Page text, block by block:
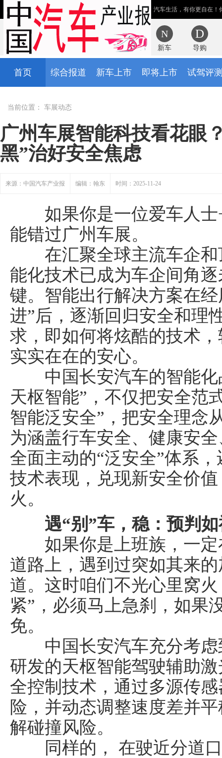
汽车生活，有你更自在！
新车 导购
首页 综合报道 新车上市 即将上市 试驾评
当前位置： 车展动态
广州车展智能科技看花眼
黑”治好安全焦虑
来源：中国汽车产业报 编辑：翰东 时间：2025-11-24
如果你是一位爱车人士
能错过广州车展。
在汇聚全球主流车企和
能化技术已成为车企间角
键。智能出行解决方案在
进”后，逐渐回归安全和理
求，即如何将炫酷的技术
实实在在的安心。
中国长安汽车的智能化
天枢智能”，不仅把安全范
智能泛安全”，把安全理念
为涵盖行车安全、健康安
全面主动的“泛安全”体系
技术表现，兑现新安全价
火。
遇“别”车 ，稳：预判
如果你是上班族，一定
道路上，遇到过突如其来
道。这时咱们不光心里窝
紧”，必须马上急刹，如果
免。
中国长安汽车充分考虑
研发的天枢智能驾驶辅助
全控制技术，通过多源传
险，并动态调整速度差并
解碰撞风险。
同样的， 在驶近分道口